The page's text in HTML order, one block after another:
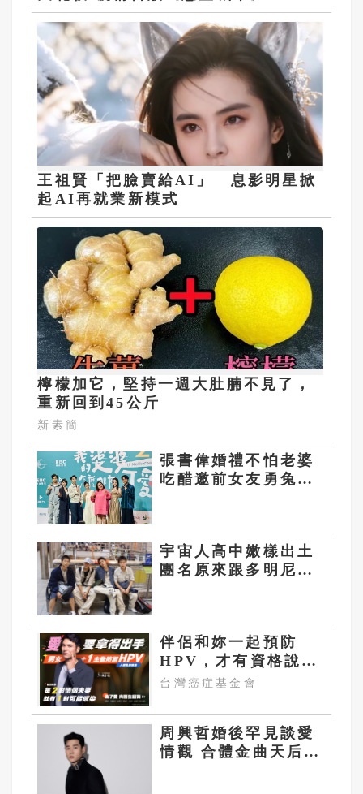
王祖賢「把臉賣給AI」 息影明星掀
起AI再就業新模式
檸檬加它，堅持一週大肚腩不見了，
重新回到45公斤
新素簡
張書偉婚禮不怕老婆
吃醋邀前女友勇兔參
宇宙人高中嫩樣出土
團名原來跟多明尼加
伴侶和妳一起預防
HPV，才有資格說愛
妳！
台灣癌症基金會
周興哲婚後罕見談愛
情觀 合體金曲天后以